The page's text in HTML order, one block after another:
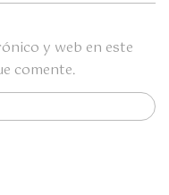
y web en este
comente.